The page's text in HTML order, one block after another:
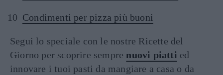
Condimenti per pizza più buoni
Segui lo speciale con le nostre Ricette del
Giorno per scoprire sempre nuovi piatti ed
innovare i tuoi pasti da mangiare a casa o da